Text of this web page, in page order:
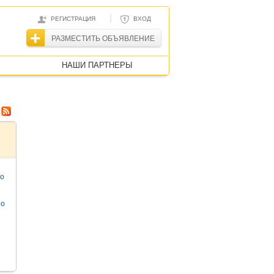
РЕГИСТРАЦИЯ | ВХОД
РАЗМЕСТИТЬ ОБЪЯВЛЕНИЕ
НАШИ ПАРТНЕРЫ